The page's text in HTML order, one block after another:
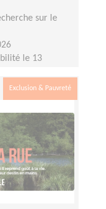
sur le
le 13
Exclusion & Pauvreté